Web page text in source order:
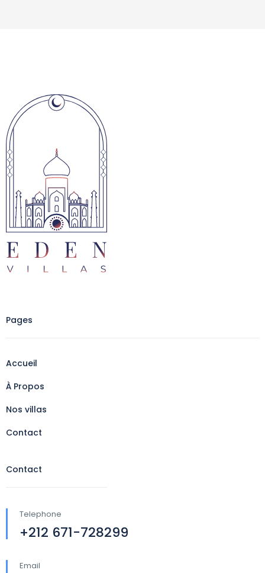
Pages
Accueil
À Propos
Nos villas
Contact
Contact
Telephone
+212 671-728299
Email